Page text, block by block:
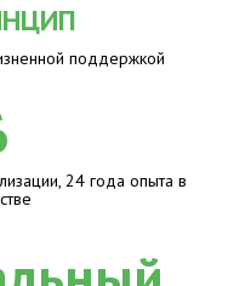
поддержкой
24 года опыта в